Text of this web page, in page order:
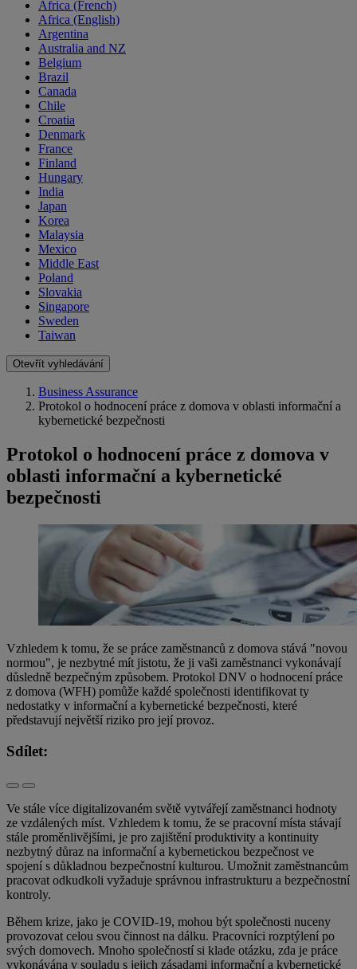
Africa (French)
Africa (English)
Argentina
Australia and NZ
Belgium
Brazil
Canada
Chile
Croatia
Denmark
France
Finland
Hungary
India
Japan
Korea
Malaysia
Mexico
Middle East
Poland
Slovakia
Singapore
Sweden
Taiwan
Otevřít vyhledávání
Business Assurance
Protokol o hodnocení práce z domova v oblasti informační a
kybernetické bezpečnosti
Protokol o hodnocení práce z domova v
oblasti informační a kybernetické
bezpečnosti
Vzhledem k tomu, že se práce zaměstnanců z domova stává "novou
normou", je nezbytné mít jistotu, že ji vaši zaměstnanci vykonávají
důsledně bezpečným způsobem. Protokol DNV o hodnocení práce
z domova (WFH) pomůže každé společnosti identifikovat ty
nedostatky v informační a kybernetické bezpečnosti, které
představují největší riziko pro její provoz.
Sdílet:
Ve stále více digitalizovaném světě vytvářejí zaměstnanci hodnoty
ze vzdálených míst. Vzhledem k tomu, že se pracovní místa stávají
stále proměnlivějšími, je pro zajištění produktivity a kontinuity
nezbytný důraz na informační a kybernetickou bezpečnost ve
spojení s důkladnou bezpečnostní kulturou. Umožnit zaměstnancům
pracovat odkudkoli vyžaduje správnou infrastrukturu a bezpečnostní
kontroly.
Během krize, jako je COVID-19, mohou být společnosti nuceny
provozovat celou svou činnost na dálku. Pracovníci rozptýlení po
svých domovech. Mnoho společností si klade otázku, zda je práce
vykonávána v souladu s jejich zásadami informační a kybernetické